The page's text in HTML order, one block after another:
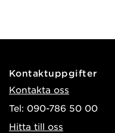
Kontaktuppgifter
Kontakta oss
Tel: 090-786 50 00
Hitta till oss